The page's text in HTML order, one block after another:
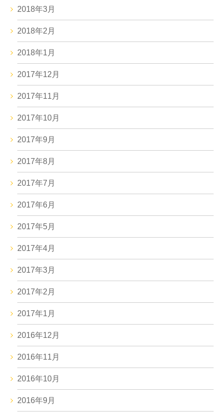
2018年3月
2018年2月
2018年1月
2017年12月
2017年11月
2017年10月
2017年9月
2017年8月
2017年7月
2017年6月
2017年5月
2017年4月
2017年3月
2017年2月
2017年1月
2016年12月
2016年11月
2016年10月
2016年9月